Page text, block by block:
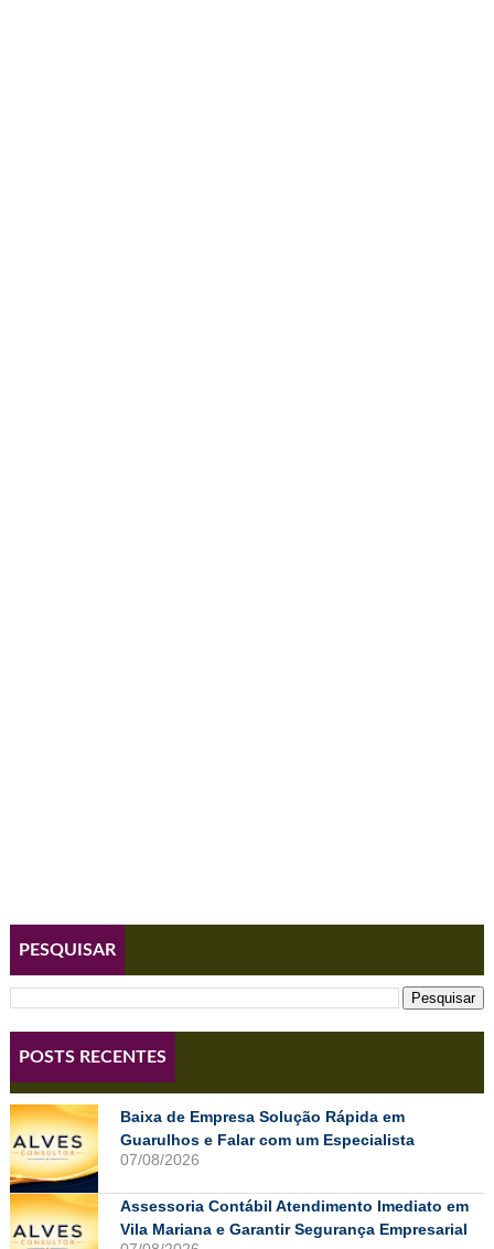
PESQUISAR
POSTS RECENTES
Baixa de Empresa Solução Rápida em
Guarulhos e Falar com um Especialista
07/08/2026
Assessoria Contábil Atendimento Imediato em
Vila Mariana e Garantir Segurança Empresarial